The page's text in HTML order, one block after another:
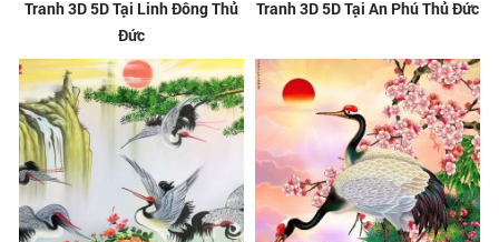
Tranh 3D 5D Tại Linh Đông Thủ
Đức
Tranh 3D 5D Tại An Phú Thủ Đức